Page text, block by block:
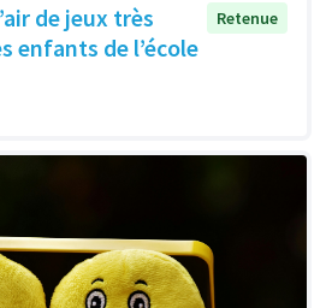
de jeux très
enfants de l’école
Retenue